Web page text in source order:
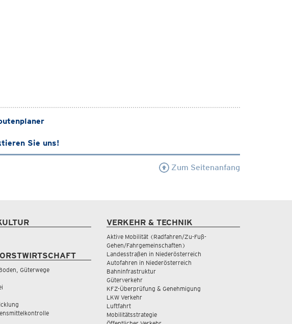
Sie uns!
Zum Seitenanfang
Güterwege
VERKEHR & TECHNIK
Aktive Mobilität (Radfahren/Zu-Fuß-
Gehen/Fahrgemeinschaften)
Landesstraßen in Niederösterreich
Autofahren in Niederösterreich
Bahninfrastruktur
Güterverkehr
KFZ-Überprüfung & Genehmigung
LKW Verkehr
Luftfahrt
Mobilitätsstrategie